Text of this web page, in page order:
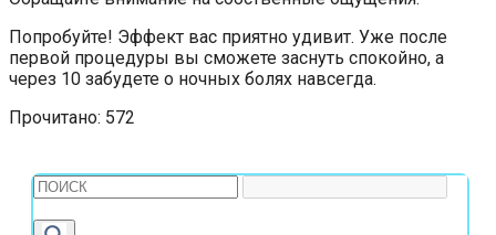
Попробуйте! Эффект вас приятно удивит. Уже после
первой процедуры вы сможете заснуть спокойно, а
через 10 забудете о ночных болях навсегда.
Прочитано: 572